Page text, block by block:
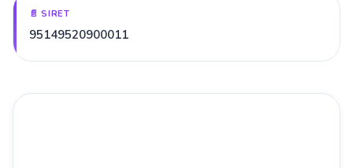
📄 SIRET
95149520900011